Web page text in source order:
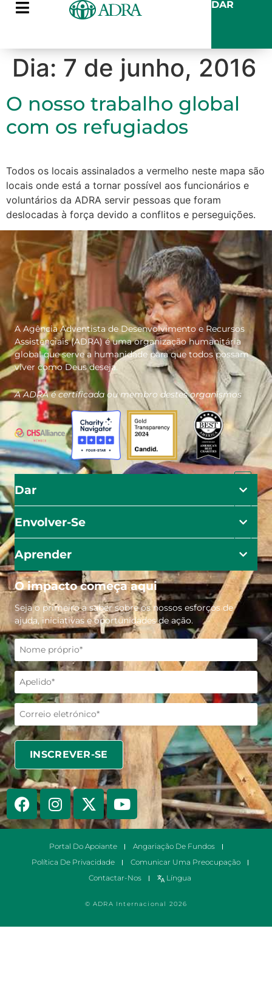
DAR
Dia: 7 de junho, 2016
O nosso trabalho global
com os refugiados
Todos os locais assinalados a vermelho neste mapa são
locais onde está a tornar possível aos funcionários e
voluntários da ADRA servir pessoas que foram
deslocadas à força devido a conflitos e perseguições.
A Agência Adventista de Desenvolvimento e Recursos
Assistenciais (ADRA) é uma organização humanitária
global que serve a humanidade para que todos possam
viver como Deus deseja.
A ADRA é certificada ou membro destes organismos
Dar
Envolver-Se
Aprender
O impacto começa aqui
Seja o primeiro a saber sobre os nossos esforços de
ajuda, iniciativas e oportunidades de ação.
© ADRA Internacional 2026
Portal Do Apoiante
Angariação De Fundos
Política De Privacidade
Comunicar Uma Preocupação
Contactar-Nos
Língua